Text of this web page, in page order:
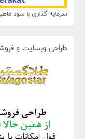
سرمایه گذاری با سود
طراحی وبسایت و